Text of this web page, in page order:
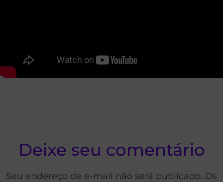
Deixe seu comentário
Seu endereço de e-mail não será publicado. Os